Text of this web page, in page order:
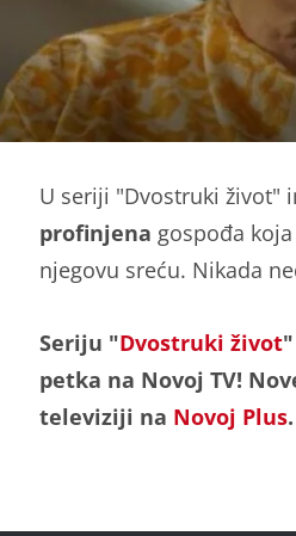
U seriji "Dvostruki život"
profinjena gospođa
njegovu sreću. Nikada
Seriju "Dvostruki život
petka na Novoj TV!
televiziji na Novoj Plus.